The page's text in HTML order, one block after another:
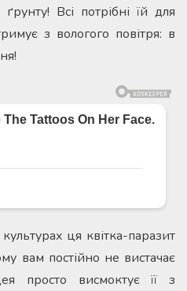
Всі потрібні їй для
з вологого повітря: в
ця квітка-паразит
вам постійно не вистачає
просто висмоктує її з